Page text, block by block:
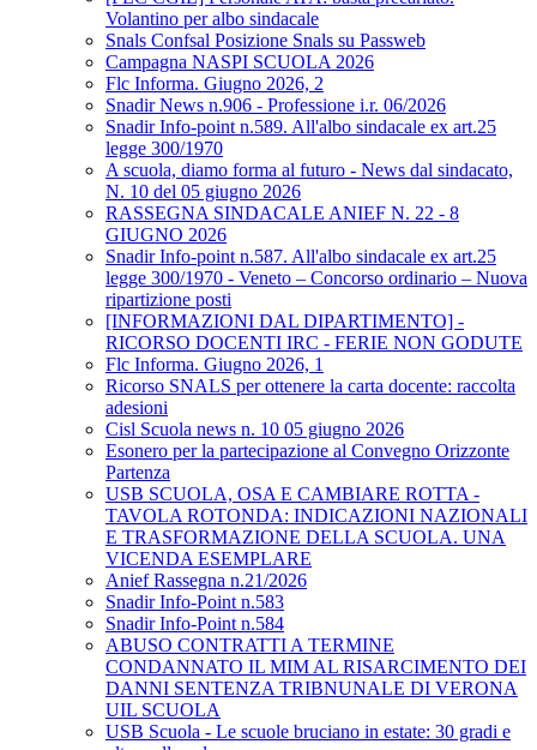
Volantino per albo sindacale
Snals Confsal Posizione Snals su Passweb
Campagna NASPI SCUOLA 2026
Flc Informa. Giugno 2026, 2
Snadir News n.906 - Professione i.r. 06/2026
Snadir Info-point n.589. All'albo sindacale ex art.25
legge 300/1970
A scuola, diamo forma al futuro - News dal sindacato,
N. 10 del 05 giugno 2026
RASSEGNA SINDACALE ANIEF N. 22 - 8
GIUGNO 2026
Snadir Info-point n.587. All'albo sindacale ex art.25
legge 300/1970 - Veneto – Concorso ordinario – Nuova
ripartizione posti
[INFORMAZIONI DAL DIPARTIMENTO] -
RICORSO DOCENTI IRC - FERIE NON GODUTE
Flc Informa. Giugno 2026, 1
Ricorso SNALS per ottenere la carta docente: raccolta
adesioni
Cisl Scuola news n. 10 05 giugno 2026
Esonero per la partecipazione al Convegno Orizzonte
Partenza
USB SCUOLA, OSA E CAMBIARE ROTTA -
TAVOLA ROTONDA: INDICAZIONI NAZIONALI
E TRASFORMAZIONE DELLA SCUOLA. UNA
VICENDA ESEMPLARE
Anief Rassegna n.21/2026
Snadir Info-Point n.583
Snadir Info-Point n.584
ABUSO CONTRATTI A TERMINE
CONDANNATO IL MIM AL RISARCIMENTO DEI
DANNI SENTENZA TRIBNUNALE DI VERONA
UIL SCUOLA
USB Scuola - Le scuole bruciano in estate: 30 gradi e